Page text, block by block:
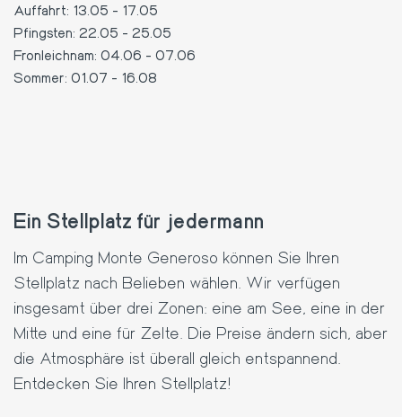
Auffahrt: 13.05 - 17.05
Pfingsten: 22.05 - 25.05
Fronleichnam: 04.06 - 07.06
Sommer: 01.07 - 16.08
Ein Stellplatz für jedermann
Im Camping Monte Generoso können Sie Ihren
Stellplatz nach Belieben wählen. Wir verfügen
insgesamt über drei Zonen: eine am See, eine in der
Mitte und eine für Zelte. Die Preise ändern sich, aber
die Atmosphäre ist überall gleich entspannend.
Entdecken Sie Ihren Stellplatz!